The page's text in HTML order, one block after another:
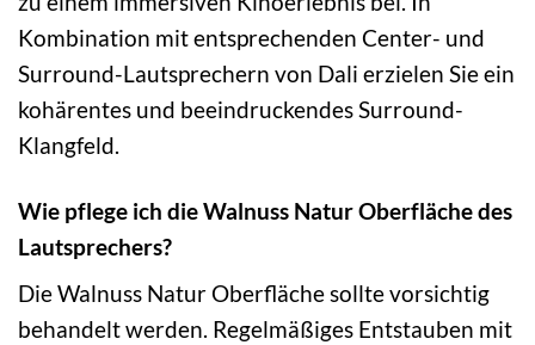
Kombination mit entsprechenden Center- und
Surround-Lautsprechern von Dali erzielen Sie ein
kohärentes und beeindruckendes Surround-
Klangfeld.
Wie pflege ich die Walnuss Natur Oberfläche des
Lautsprechers?
Die Walnuss Natur Oberfläche sollte vorsichtig
behandelt werden. Regelmäßiges Entstauben mit